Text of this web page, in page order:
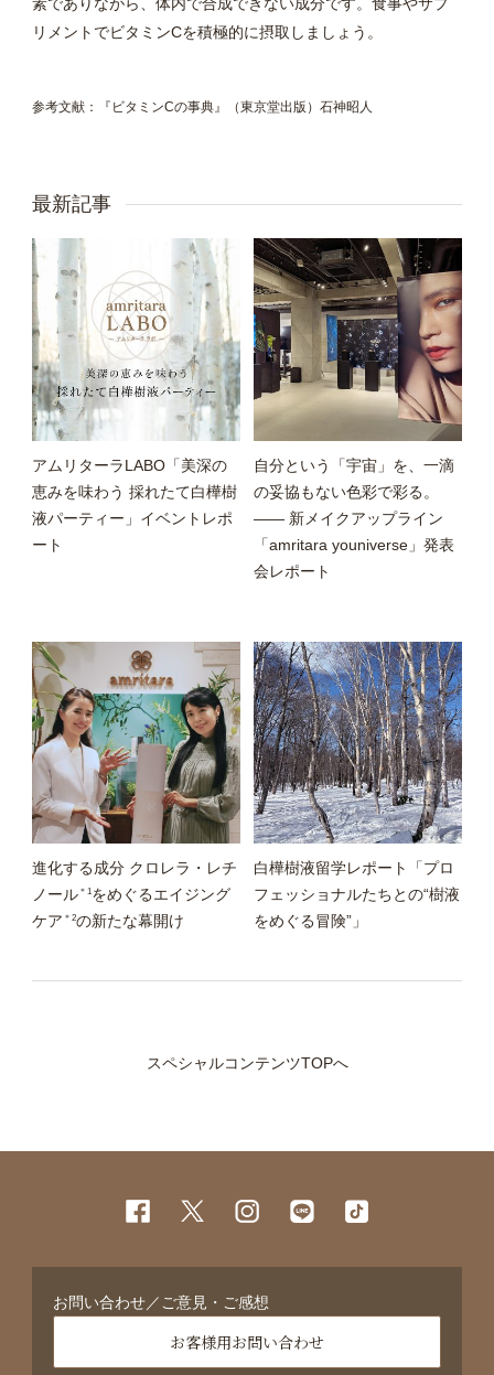
リメントでビタミンCを積極的に摂取しましょう。
参考文献：『ビタミンCの事典』（東京堂出版）石神昭人
最新記事
アムリターラLABO「美深の
恵みを味わう 採れたて白樺樹
液パーティー」イベントレポ
ート
自分という「宇宙」を、一滴
の妥協もない色彩で彩る。
—— 新メイクアップライン
「amritara youniverse」発表
会レポート
進化する成分 クロレラ・レチ
ノール ＊1をめぐるエイジング
ケア ＊2の新たな幕開け
白樺樹液留学レポート「プロ
フェッショナルたちとの“樹液
をめぐる冒険”」
スペシャルコンテンツTOPへ
お問い合わせ／ご意見・ご感想
お客様用お問い合わせ